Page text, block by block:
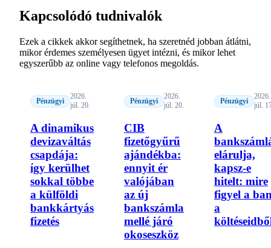
Kapcsolódó tudnivalók
Ezek a cikkek akkor segíthetnek, ha szeretnéd jobban átlátni,
mikor érdemes személyesen ügyet intézni, és mikor lehet
egyszerűbb az online vagy telefonos megoldás.
Pénzügyi
2026.
júl. 20.
A dinamikus
devizaváltás
csapdája:
így kerülhet
sokkal többe
a külföldi
bankkártyás
fizetés
Pénzügyi
2026.
júl. 20.
CIB
fizetőgyűrű
ajándékba:
ennyit ér
valójában
az új
bankszámla
mellé járó
okoseszköz
Pénzügyi
2026.
júl.
A
elárulja,
kapsz-e
hitelt: mire
figyel a
a